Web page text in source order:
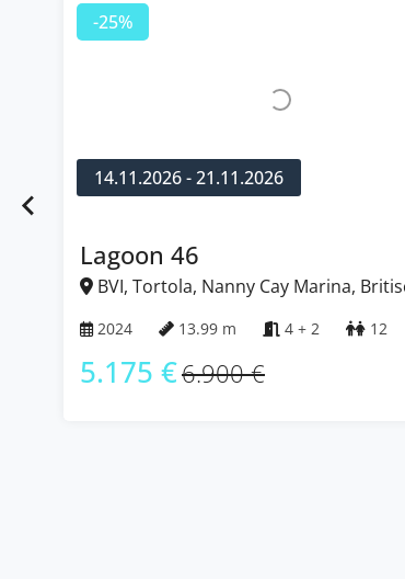
-25%
14.11.2026 - 21.11.2026
Lagoon 46
BVI, Tortola, Nanny Cay Marina,
2024 13.99 m 4 + 2 12
5.175 €6.900 €